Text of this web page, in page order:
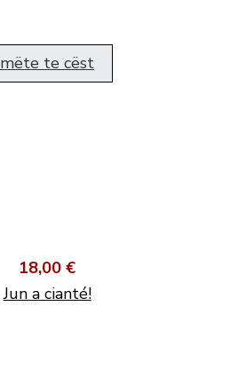
mëte te cëst
18,00 €
Jun a cianté!